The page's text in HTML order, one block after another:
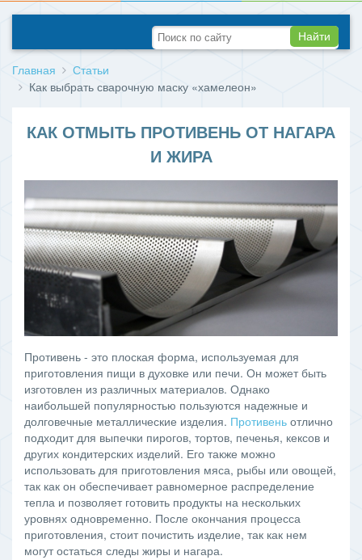
Найти
Главная
Статьи
Как выбрать сварочную маску «хамелеон»
КАК ОТМЫТЬ ПРОТИВЕНЬ ОТ НАГАРА
И ЖИРА
Противень - это плоская форма, используемая для
приготовления пищи в духовке или печи. Он может быть
изготовлен из различных материалов. Однако
наибольшей популярностью пользуются надежные и
долговечные металлические изделия. Противень отлично
подходит для выпечки пирогов, тортов, печенья, кексов и
других кондитерских изделий. Его также можно
использовать для приготовления мяса, рыбы или овощей,
так как он обеспечивает равномерное распределение
тепла и позволяет готовить продукты на нескольких
уровнях одновременно. После окончания процесса
приготовления, стоит почистить изделие, так как нем
могут остаться следы жиры и нагара.